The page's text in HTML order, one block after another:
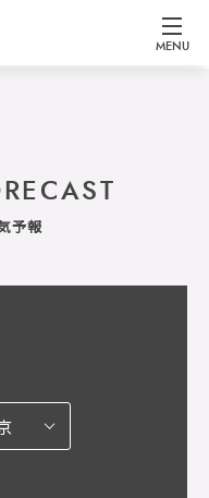
MENU
予報